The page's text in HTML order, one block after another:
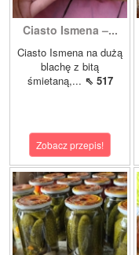
Ciasto Ismena –...
Ciasto Ismena na dużą
blachę z bitą
śmietaną,... ⇖ 517
Zobacz przepis!